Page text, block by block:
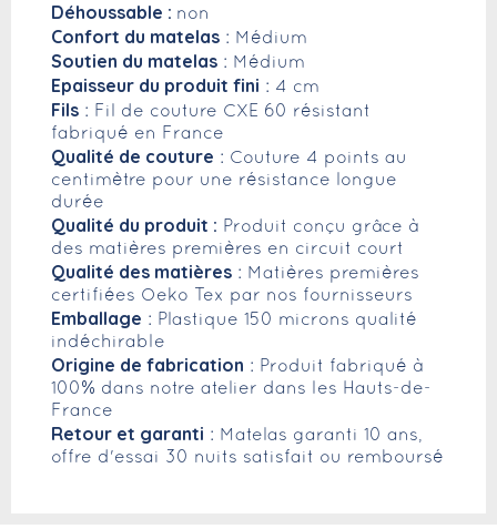
Déhoussable : non
Confort du matelas : Médium
Soutien du matelas : Médium
Epaisseur du produit fini : 4 cm
Fils : Fil de couture CXE 60 résistant
fabriqué en France
Qualité de couture : Couture 4 points au
centimètre pour une résistance longue
durée
Qualité du produit : Produit conçu grâce à
des matières premières en circuit court
Qualité des matières : Matières premières
certifiées Oeko Tex par nos fournisseurs
Emballage : Plastique 150 microns qualité
indéchirable
Origine de fabrication : Produit fabriqué à
100% dans notre atelier dans les Hauts-de-
France
Retour et garanti : Matelas garanti 10 ans,
offre d'essai 30 nuits satisfait ou remboursé